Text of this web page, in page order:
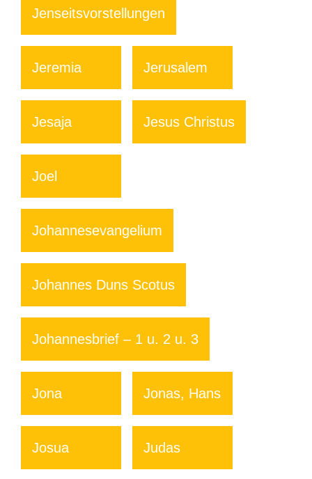
Jenseitsvorstellungen
Jeremia Jerusalem
Jesaja Jesus Christus
Joel
Johannesevangelium
Johannes Duns Scotus
Johannesbrief – 1 u. 2 u. 3
Jona Jonas, Hans
Josua Judas